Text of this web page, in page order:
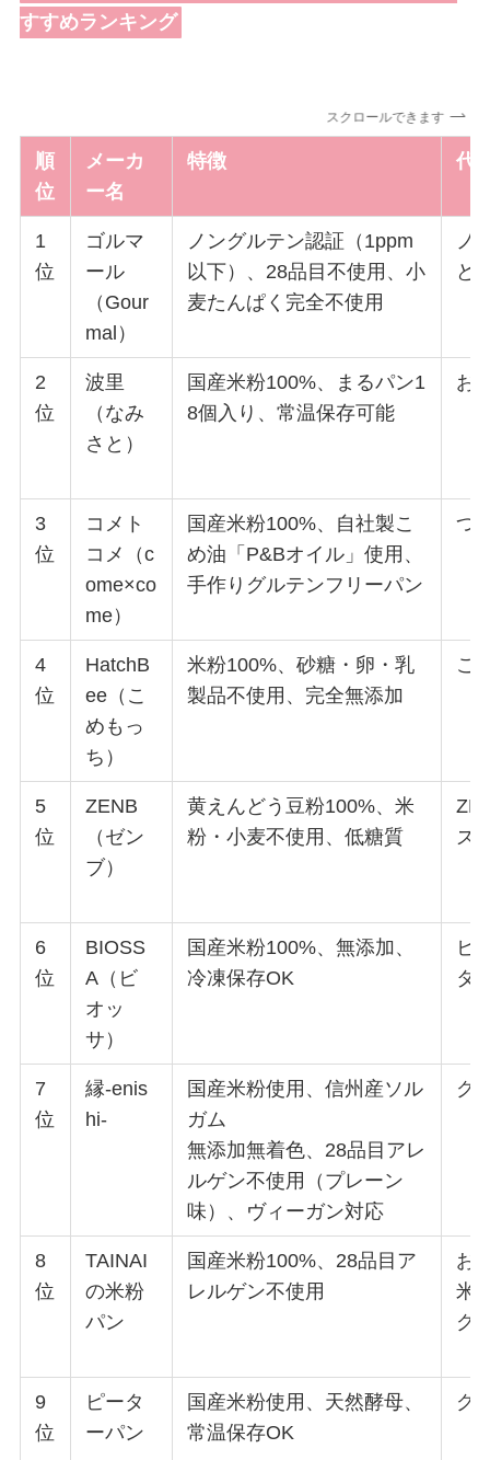
すすめランキング
スクロールできます
順
位
メーカ
ー名
特徴 代
1
位
ゴルマ
ール
（Gour
mal）
ノングルテン認証（1ppm
以下）、28品目不使用、小
麦たんぱく完全不使用
ノ
ど
2
位
波里
（なみ
さと）
国産米粉100%、まるパン1
8個入り、常温保存可能
お
3
位
コメト
コメ（c
ome×co
me）
国産米粉100%、自社製こ
め油「P&Bオイル」使用、
手作りグルテンフリーパン
つ
4
位
HatchB
ee（こ
めもっ
ち）
米粉100%、砂糖・卵・乳
製品不使用、完全無添加
こ
5
位
ZENB
（ゼン
ブ）
黄えんどう豆粉100%、米
粉・小麦不使用、低糖質
ズ
6
位
BIOSS
A（ビ
オッ
サ）
国産米粉100%、無添加、
冷凍保存OK
ビ
タ
7
位
縁-enis
hi-
国産米粉使用、信州産ソル
ガム
無添加無着色、28品目アレ
ルゲン不使用（プレーン
味）、ヴィーガン対応
グ
8
位
TAINAI
の米粉
パン
国産米粉100%、28品目ア
レルゲン不使用
お
米
グ
9
位
ピータ
ーパン
国産米粉使用、天然酵母、
常温保存OK
グ